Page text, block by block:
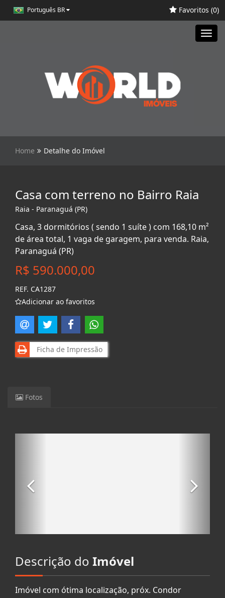
Português BR Favoritos (0)
Home Detalhe do Imóvel
Casa com terreno no Bairro Raia
Raia - Paranaguá (PR)
Casa, 3 dormitórios ( sendo 1 suíte ) com 168,10 m²
de área total, 1 vaga de garagem, para venda. Raia,
Paranaguá (PR)
R$ 590.000,00
REF. CA1287
Adicionar ao favoritos
Ficha de Impressão
Fotos
Descrição do Imóvel
Imóvel com ótima localização, próx. Condor